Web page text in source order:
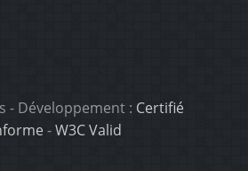
- Développement : Certifié
-W3C Valid